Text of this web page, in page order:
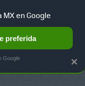
TERRITORIO
×
en Google
preferida
Google